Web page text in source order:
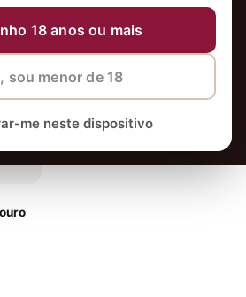
18 anos ou mais
sou menor de 18
me neste dispositivo